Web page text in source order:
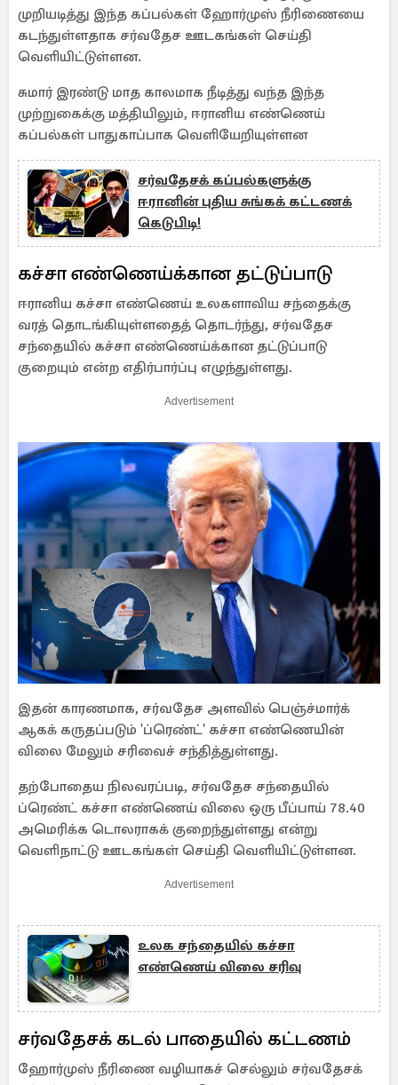
முறியடித்து இந்த கப்பல்கள் ஹோர்முஸ் நீரிணையை
கடந்துள்ளதாக சர்வதேச ஊடகங்கள் செய்தி
வெளியிட்டுள்ளன.
சுமார் இரண்டு மாத காலமாக நீடித்து வந்த இந்த
முற்றுகைக்கு மத்தியிலும், ஈரானிய எண்ணெய்
கப்பல்கள் பாதுகாப்பாக வெளியேறியுள்ளன
சர்வதேசக் கப்பல்களுக்கு
ஈரானின் புதிய சுங்கக் கட்டணக்
கெடுபிடி!
கச்சா எண்ணெய்க்கான தட்டுப்பாடு
ஈரானிய கச்சா எண்ணெய் உலகளாவிய சந்தைக்கு
வரத் தொடங்கியுள்ளதைத் தொடர்ந்து, சர்வதேச
சந்தையில் கச்சா எண்ணெய்க்கான தட்டுப்பாடு
குறையும் என்ற எதிர்பார்ப்பு எழுந்துள்ளது.
Advertisement
இதன் காரணமாக, சர்வதேச அளவில் பெஞ்ச்மார்க்
ஆகக் கருதப்படும் 'ப்ரெண்ட்' கச்சா எண்ணெயின்
விலை மேலும் சரிவைச் சந்தித்துள்ளது.
தற்போதைய நிலவரப்படி, சர்வதேச சந்தையில்
ப்ரெண்ட் கச்சா எண்ணெய் விலை ஒரு பீப்பாய் 78.40
அமெரிக்க டொலராகக் குறைந்துள்ளது என்று
வெளிநாட்டு ஊடகங்கள் செய்தி வெளியிட்டுள்ளன.
Advertisement
உலக சந்தையில் கச்சா
எண்ணெய் விலை சரிவு
சர்வதேசக் கடல் பாதையில் கட்டணம்
ஹோர்முஸ் நீரிணை வழியாகச் செல்லும் சர்வதேசக்